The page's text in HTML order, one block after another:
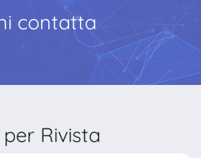
contatta
Rivista